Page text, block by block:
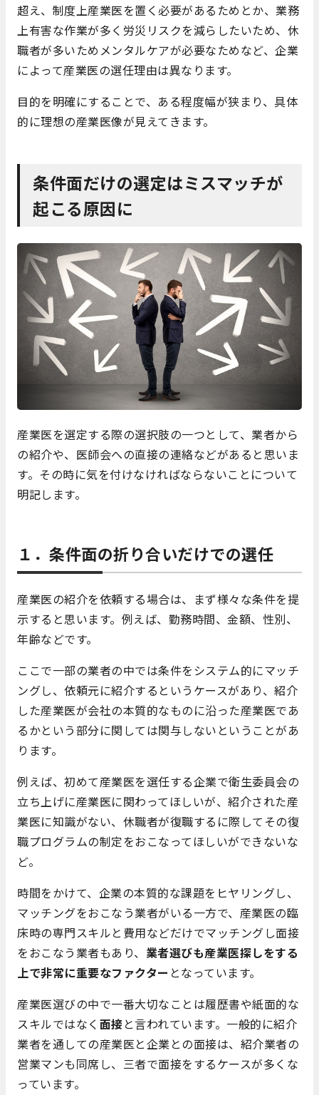
超え、制度上産業医を置く必要があるためとか、業務
上有害な作業が多く労災リスクを減らしたいため、休
職者が多いためメンタルケアが必要なためなど、企業
によって産業医の選任理由は異なります。
目的を明確にすることで、ある程度幅が狭まり、具体
的に理想の産業医像が見えてきます。
条件面だけの選定はミスマッチが
起こる原因に
産業医を選定する際の選択肢の一つとして、業者から
の紹介や、医師会への直接の連絡などがあると思いま
す。その時に気を付けなければならないことについて
明記します。
１．条件面の折り合いだけでの選任
産業医の紹介を依頼する場合は、まず様々な条件を提
示すると思います。例えば、勤務時間、金額、性別、
年齢などです。
ここで一部の業者の中では条件をシステム的にマッチ
ングし、依頼元に紹介するというケースがあり、紹介
した産業医が会社の本質的なものに沿った産業医であ
るかという部分に関しては関与しないということがあ
ります。
例えば、初めて産業医を選任する企業で衛生委員会の
立ち上げに産業医に関わってほしいが、紹介された産
業医に知識がない、休職者が復職するに際してその復
職プログラムの制定をおこなってほしいができないな
ど。
時間をかけて、企業の本質的な課題をヒヤリングし、
マッチングをおこなう業者がいる一方で、産業医の臨
床時の専門スキルと費用などだけでマッチングし面接
をおこなう業者もあり、 業者選びも産業医探しをする
上で非常に重要なファクター となっています。
産業医選びの中で一番大切なことは履歴書や紙面的な
スキルではなく 面接 と言われています。一般的に紹介
業者を通しての産業医と企業との面接は、紹介業者の
営業マンも同席し、三者で面接をするケースが多くな
っています。